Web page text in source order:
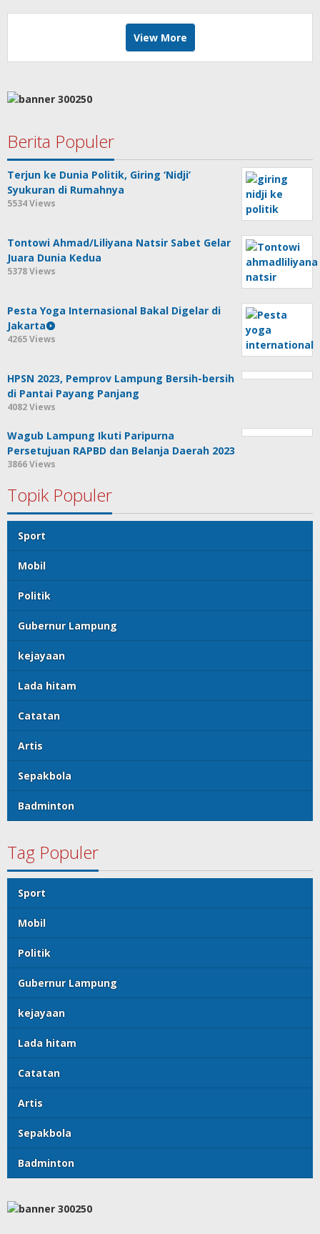
View More
Berita Populer
Terjun ke Dunia Politik, Giring ‘Nidji’
Syukuran di Rumahnya
5534 Views
Tontowi Ahmad/Liliyana Natsir Sabet Gelar
Juara Dunia Kedua
5378 Views
Pesta Yoga Internasional Bakal Digelar di
Jakarta
4265 Views
HPSN 2023, Pemprov Lampung Bersih-bersih
di Pantai Payang Panjang
4082 Views
Wagub Lampung Ikuti Paripurna
Persetujuan RAPBD dan Belanja Daerah 2023
3866 Views
Topik Populer
Sport
Mobil
Politik
Gubernur Lampung
kejayaan
Lada hitam
Catatan
Artis
Sepakbola
Badminton
Tag Populer
Sport
Mobil
Politik
Gubernur Lampung
kejayaan
Lada hitam
Catatan
Artis
Sepakbola
Badminton